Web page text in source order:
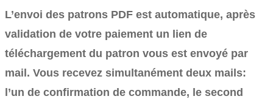
L’envoi des patrons PDF est automatique, après
validation de votre paiement un lien de
téléchargement du patron vous est envoyé par
mail. Vous recevez simultanément deux mails:
l’un de confirmation de commande, le second